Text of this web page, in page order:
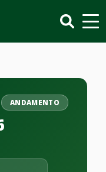
ANDAMENTO